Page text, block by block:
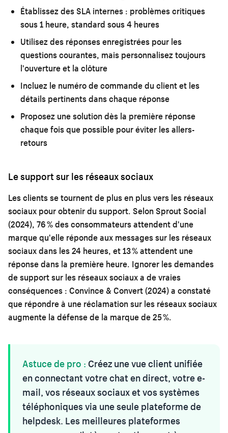
Établissez des SLA internes : problèmes critiques
sous 1 heure, standard sous 4 heures
Utilisez des réponses enregistrées pour les
questions courantes, mais personnalisez toujours
l'ouverture et la clôture
Incluez le numéro de commande du client et les
détails pertinents dans chaque réponse
Proposez une solution dès la première réponse
chaque fois que possible pour éviter les allers-
retours
Le support sur les réseaux sociaux
Les clients se tournent de plus en plus vers les réseaux
sociaux pour obtenir du support. Selon Sprout Social
(2024), 76 % des consommateurs attendent d'une
marque qu'elle réponde aux messages sur les réseaux
sociaux dans les 24 heures, et 13 % attendent une
réponse dans la première heure. Ignorer les demandes
de support sur les réseaux sociaux a de vraies
conséquences : Convince & Convert (2024) a constaté
que répondre à une réclamation sur les réseaux sociaux
augmente la défense de la marque de 25 %.
Astuce de pro : Créez une vue client unifiée
en connectant votre chat en direct, votre e-
mail, vos réseaux sociaux et vos systèmes
téléphoniques via une seule plateforme de
helpdesk. Les meilleures plateformes